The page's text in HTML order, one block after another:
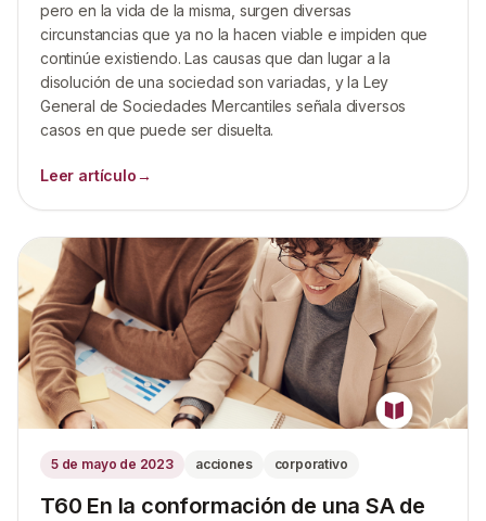
pero en la vida de la misma, surgen diversas
circunstancias que ya no la hacen viable e impiden que
continúe existiendo. Las causas que dan lugar a la
disolución de una sociedad son variadas, y la Ley
General de Sociedades Mercantiles señala diversos
casos en que puede ser disuelta.
Leer artículo→
5 de mayo de 2023 acciones corporativo
T60 En la conformación de una SA de